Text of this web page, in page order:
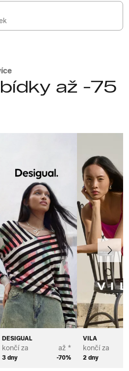
až -75
DESIGUAL
končí za
3 dny
až *
-70%
VILA
končí za
2 dny
Další